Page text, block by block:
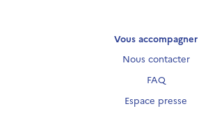
Vous accompagner
Nous contacter
FAQ
Espace presse